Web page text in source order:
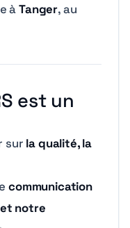
àTanger, au
est un
sur la qualité, la
communication
notre